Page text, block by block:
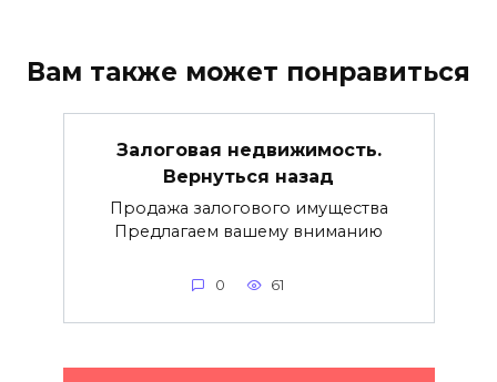
Вам также может понравиться
Залоговая недвижимость.
Вернуться назад
Продажа залогового имущества
Предлагаем вашему вниманию
0 61